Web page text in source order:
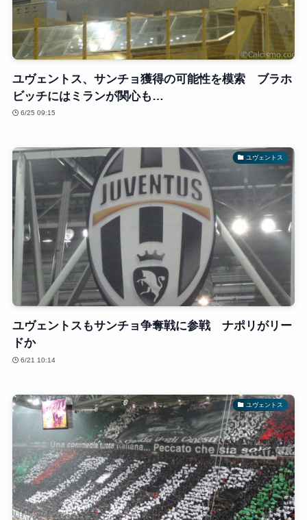
ユヴェントス、サンチョ獲得の可能性を模索 ブラホ
ビッチにはミランが関心も…
6/25 09:15
ユヴェントス
ユヴェントスもサンチョ争奪戦に参戦 ナポリがリー
ドか
6/21 10:14
ユヴェントス